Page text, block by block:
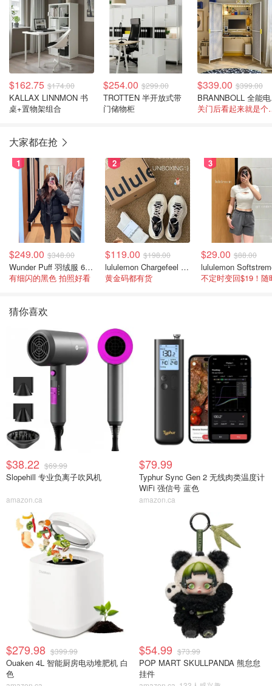
$162.75 $174.00
KALLAX LINNMON 书
桌+置物架组合
$254.00 $299.00
TROTTEN 半开放式带
门储物柜
$339.00 $399.00
关门
大家都在抢
1
$249.00 $348.00
Wunder Puff 羽绒服 600蓬松度
有细闪的黑色 拍照好看
2
$119.00 $198.00
lululemon Chargefeel 3 男士运动鞋
黄金码都有货
3
$29.00 $88.00
猜你喜欢
$38.22 $69.99
Slopehill 专业负离子吹风机
amazon.ca
$79.99
Typhur Sync Gen 2 无线肉类温度计
WiFi 强信号 蓝色
amazon.ca
$279.98 $399.99
Ouaken 4L 智能厨房电动堆肥机 白
色
$54.99 $73.99
POP MART SKULLPANDA 熊怠怠
挂件